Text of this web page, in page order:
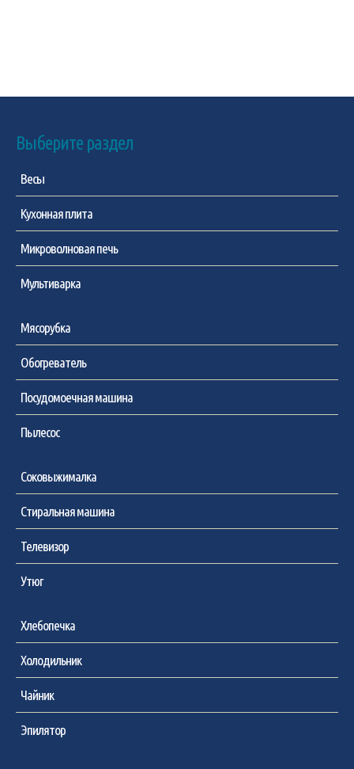
Выберите раздел
Весы
Кухонная плита
Микроволновая печь
Мультиварка
Мясорубка
Обогреватель
Посудомоечная машина
Пылесос
Соковыжималка
Стиральная машина
Телевизор
Утюг
Хлебопечка
Холодильник
Чайник
Эпилятор